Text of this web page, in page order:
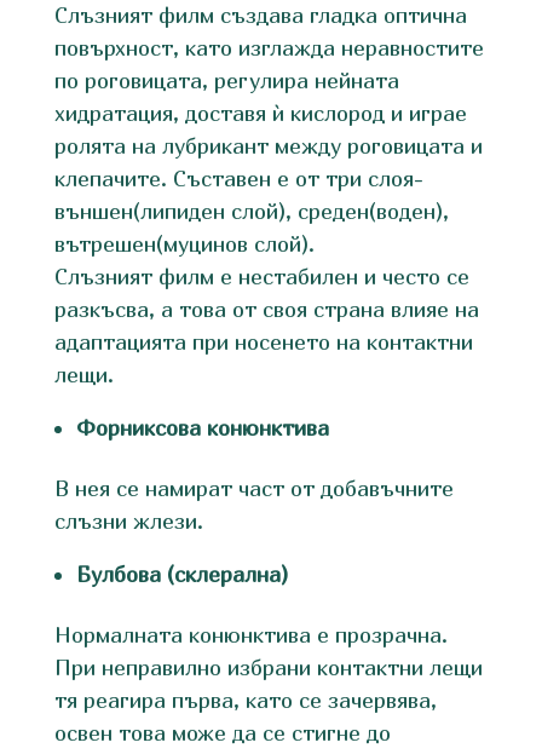
Слъзният филм създава гладка оптична
повърхност, като изглажда неравностите
по роговицата, регулира нейната
хидратация, доставя ѝ кислород и играе
ролята на лубрикант между роговицата и
клепачите. Съставен е от три слоя-
външен(липиден слой), среден(воден),
вътрешен(муцинов слой).
Слъзният филм е нестабилен и често се
разкъсва, а това от своя страна влияе на
адаптацията при носенето на контактни
лещи.
Форниксова конюнктива
В нея се намират част от добавъчните
слъзни жлези.
Булбова (склерална)
Нормалната конюнктива е прозрачна.
При неправилно избрани контактни лещи
тя реагира първа, като се зачервява,
освен това може да се стигне до